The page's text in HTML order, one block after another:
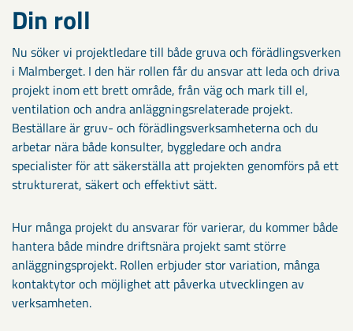
Din roll
Nu söker vi projektledare till både gruva och förädlingsverken
i Malmberget. I den här rollen får du ansvar att leda och driva
projekt inom ett brett område, från väg och mark till el,
ventilation och andra anläggningsrelaterade projekt.
Beställare är gruv- och förädlingsverksamheterna och du
arbetar nära både konsulter, byggledare och andra
specialister för att säkerställa att projekten genomförs på ett
strukturerat, säkert och effektivt sätt.
Hur många projekt du ansvarar för varierar, du kommer både
hantera både mindre driftsnära projekt samt större
anläggningsprojekt. Rollen erbjuder stor variation, många
kontaktytor och möjlighet att påverka utvecklingen av
verksamheten.